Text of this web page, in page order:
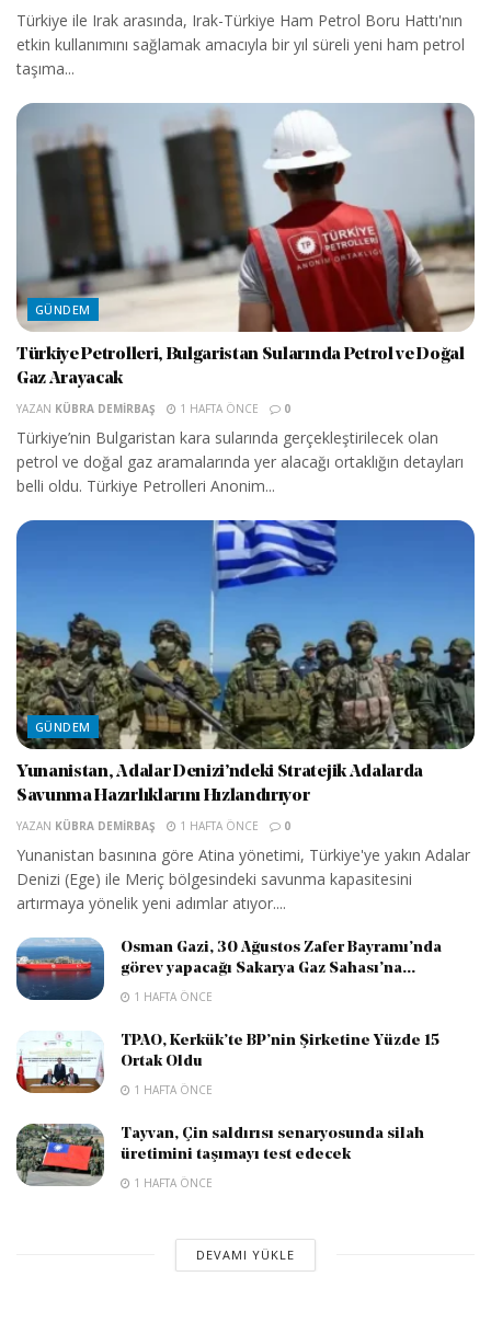
Türkiye ile Irak arasında, Irak-Türkiye Ham Petrol Boru Hattı'nın
etkin kullanımını sağlamak amacıyla bir yıl süreli yeni ham petrol
taşıma...
GÜNDEM
Türkiye Petrolleri, Bulgaristan Sularında Petrol ve Doğal
Gaz Arayacak
YAZAN KÜBRA DEMIRBAŞ 1 HAFTA ÖNCE 0
Türkiye’nin Bulgaristan kara sularında gerçekleştirilecek olan
petrol ve doğal gaz aramalarında yer alacağı ortaklığın detayları
belli oldu. Türkiye Petrolleri Anonim...
GÜNDEM
Yunanistan, Adalar Denizi’ndeki Stratejik Adalarda
Savunma Hazırlıklarını Hızlandırıyor
YAZAN KÜBRA DEMIRBAŞ 1 HAFTA ÖNCE 0
Yunanistan basınına göre Atina yönetimi, Türkiye'ye yakın Adalar
Denizi (Ege) ile Meriç bölgesindeki savunma kapasitesini
artırmaya yönelik yeni adımlar atıyor....
Osman Gazi, 30 Ağustos Zafer Bayramı’nda
görev yapacağı Sakarya Gaz Sahası’na...
1 HAFTA ÖNCE
TPAO, Kerkük’te BP’nin Şirketine Yüzde 15
Ortak Oldu
1 HAFTA ÖNCE
Tayvan, Çin saldırısı senaryosunda silah
üretimini taşımayı test edecek
1 HAFTA ÖNCE
DEVAMI YÜKLE